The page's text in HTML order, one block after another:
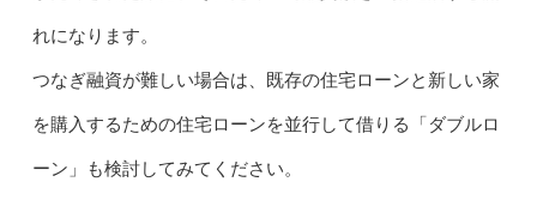
れになります。
つなぎ融資が難しい場合は、既存の住宅ローンと新しい家
を購入するための住宅ローンを並行して借りる「ダブルロ
ーン」も検討してみてください。